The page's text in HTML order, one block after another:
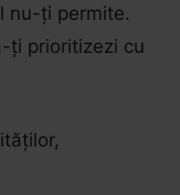
nu-ți permite.
ți prioritizezi cu